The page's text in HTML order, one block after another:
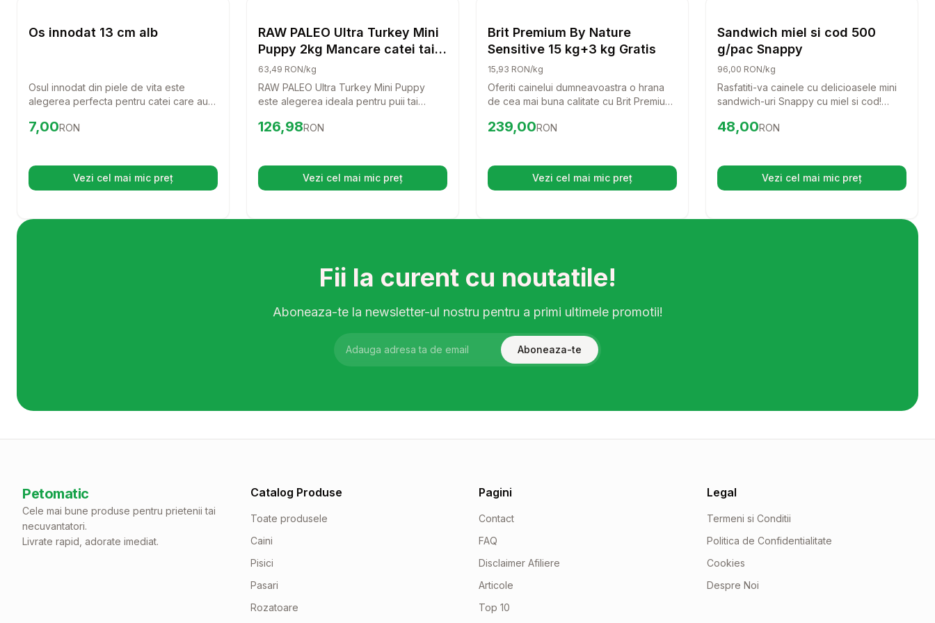
Os innodat 13 cm alb
Osul innodat din piele de vita este
alegerea perfecta pentru catei care au
benefica. Cu o lungime de 13 cm, este
placere de nedescris.
Preț:7.00
7,00RON
Vezi cel mai mic preț(se deschide într-o filă nouă)
Caini
RAW PALEO Ultra Turkey Mini
Puppy 2kg Mancare catei taie
mica, cu curcan
63,49 RON/kg
RAW PALEO Ultra Turkey Mini Puppy
este alegerea ideala pentru puii tai
bogat in curcan, aceasta mancare
sistem imunitar puternic.
Preț: 126.98
126,98RON
Vezi cel mai mic preț(se deschide într-o filă nouă)
Brit Premium By Nature
Sensitive 15 kg+3 kg Gratis
15,93 RON/kg
Oferiti cainelui dumneavoastra o hrana
de cea mai buna calitate cu Brit Premium
delicioasa, bazata pe carne de somon,
digestie usoara si o blana stralucitoare.
Preț: 239.00 RON
239,00RON
Vezi cel mai mic preț(se deschide într-o filă nouă)
Sandwich miel si cod 500
g/pac Snappy
96,00 RON/kg
Rasfatiti-va cainele cu delicioasele mini
sandwich-uri Snappy cu miel si cod!
pentru orice rasa, oferind un gust
Preț:48.00
48,00RON
Vezi cel mai mic preț(se deschide într-o filă
Fii la curent cu noutatile!
Aboneaza-te la newsletter-ul nostru pentru a primi ultimele promotii!
Aboneaza-te
Petomatic
Cele mai bune produse pentru prietenii tai
necuvantatori.
Livrate rapid, adorate imediat.
Catalog Produse
Toate produsele
Caini
Pisici
Pasari
Rozatoare
Pagini
Contact
FAQ
Disclaimer Afiliere
Articole
Top 10
Legal
Termeni si Conditii
Politica de Confidentialitate
Cookies
Despre Noi